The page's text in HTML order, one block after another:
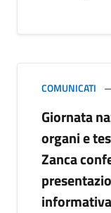
COMUNICATI
Giornata
organi e
Zanca
informativa